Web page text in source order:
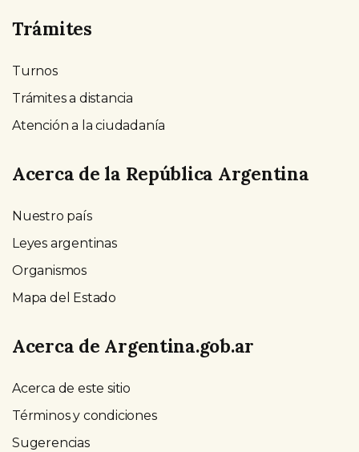
Trámites
Turnos
Trámites a distancia
Atención a la ciudadanía
Acerca de la República Argentina
Nuestro país
Leyes argentinas
Organismos
Mapa del Estado
Acerca de Argentina.gob.ar
Acerca de este sitio
Términos y condiciones
Sugerencias